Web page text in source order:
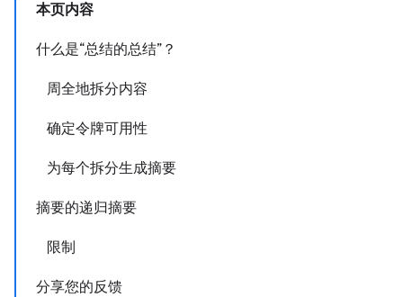
本页内容
什么是“总结的总结”？
周全地拆分内容
确定令牌可用性
为每个拆分生成摘要
摘要的递归摘要
限制
分享您的反馈